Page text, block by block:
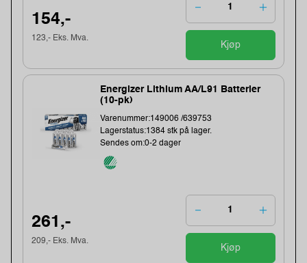
154,-
123,- Eks. Mva.
Kjøp
Energizer Lithium AA/L91 Batterier
(10-pk)
Varenummer:149006 /639753
Lagerstatus:1384 stk på lager.
Sendes om:0-2 dager
261,-
209,- Eks. Mva.
Kjøp